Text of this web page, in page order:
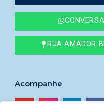
RUA AMADOR
Acompanhe